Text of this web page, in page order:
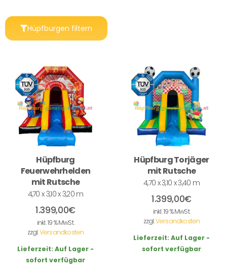
Hüpfburgen filtern
Hüpfburg
Feuerwehrhelden
mit Rutsche
4,70 x 3,10 x 3,20 m
1.399,00€
inkl. 19 % MwSt.
zzgl.Versandkosten
Lieferzeit: Auf Lager -
sofort verfügbar
Hüpfburg Torjäger
mit Rutsche
4,70 x 3,10 x 3,40 m
1.399,00€
inkl. 19 % MwSt.
zzgl.Versandkosten
Lieferzeit: Auf Lager -
sofort verfügbar